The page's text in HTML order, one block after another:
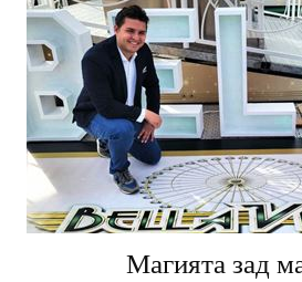
Магията зад